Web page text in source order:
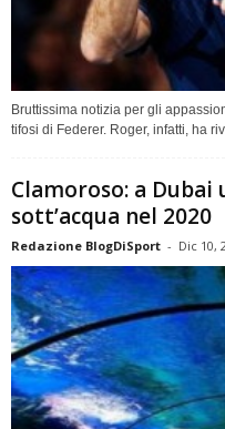
Bruttissima notizia per gli
tifosi di Federer. Roger, infatti, ha
Clamoroso: a
sott’acqua nel 2020
Redazione BlogDiSport - Dic 10,